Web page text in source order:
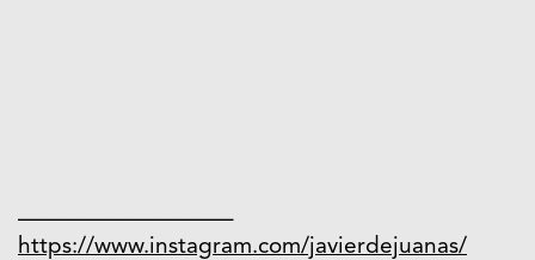
—————————–
https://www.instagram.com/javierdejuanas/